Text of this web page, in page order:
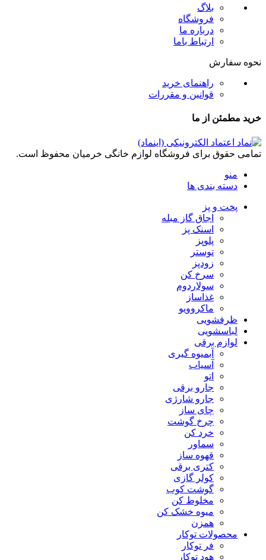
بلاگ
فروشگاه
درباره ما
ارتباط باما
نحوه سفارش
راهنمای خرید
قوانین و مقررات
خرید مطمئن از ما
تمامی حقوق برای فروشگاه لوازم خانگی خرمیان محفوظ است.
منو
دسته بندی ها
پخت و پز
اجاق گاز مبله
اسنک پز
پلوپز
توستر
زودپز
سرخ کن
سولاردوم
غذاساز
ماکروویو
ظرفشویی
لباسشویی
لوازم برقی
آبمیوه گیری
آسیاب
اتو
جارو برقی
جارو شارژی
چای ساز
چرخ گوشت
خرد کن
سماور
قهوه ساز
کتری برقی
کولر گازی
گوشت کوب
مخلوط کن
میوه خشک کن
همزن
محصولات توکار
فر توکار
هود توکار